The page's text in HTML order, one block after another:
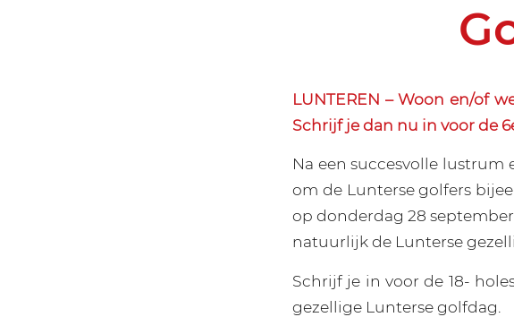
LUNTEREN – Woon en/of
Schrijf je dan nu in voor de
Na een succesvolle lustrum
om de Lunterse golfers
op donderdag 28
natuurlijk de Lunterse
Schrijf je in voor de 18-
gezellige Lunterse golfdag.